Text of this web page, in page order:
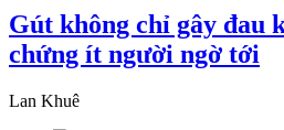
Gút không chỉ gây đau
chứng ít người ngờ tới
Lan Khuê